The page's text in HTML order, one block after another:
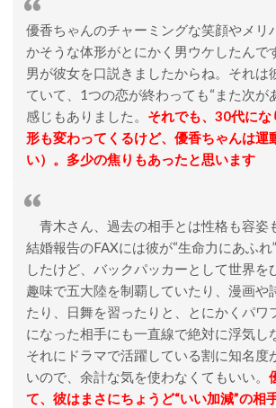
優香ちゃんのチャーミングな笑顔やメリ
かそうな体形がとにかく男ウケしたんで
男が彼女を口説きましたからね。それは
ていて、1つの恋が終わっても“また次が
感じもありました。 それでも、30代に
形も変わってくるけど、優香ちゃんは運
い）。多少の焦りもあったと思います
青木さん、過去の相手とは性格も容姿
結婚報告のFAXには彼が“生命力にあふれ
したけど、バックパッカーとして世界を
趣味で五大陸を制覇していたり、漫画や
たり、日舞を習ったりと、とにかくパワ
になった相手にも一直線で絶対に浮気し
それにドラマで活躍している割に知名度
いので、余計な気を使わなくてもいい。
て、彼はまさにちょうど“いい加減”の相